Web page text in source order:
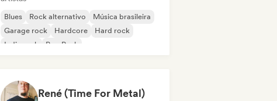
Blues Rock alternativo
Música brasileira
Garage rock
Hardcore
Hard rock
Indie rock
Pop Punk
René (Time For Metal)